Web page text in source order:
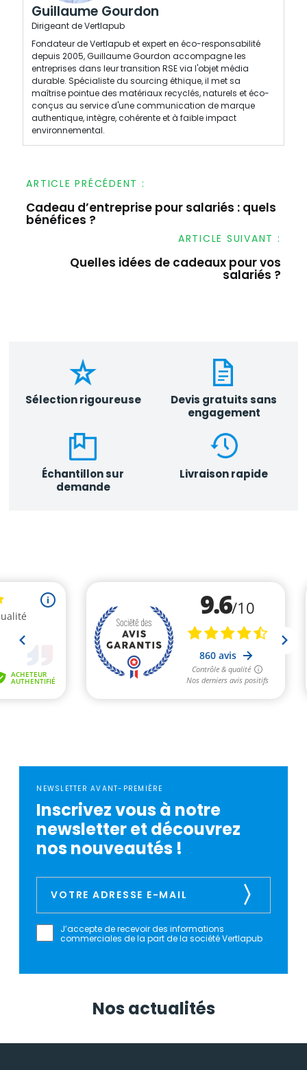
Guillaume Gourdon
Dirigeant de Vertlapub
Fondateur de Vertlapub et expert en éco-responsabilité
depuis 2005, Guillaume Gourdon accompagne les
entreprises dans leur transition RSE via l'objet média
durable. Spécialiste du sourcing éthique, il met sa
maîtrise pointue des matériaux recyclés, naturels et éco-
conçus au service d'une communication de marque
authentique, intègre, cohérente et à faible impact
environnemental.
Navigation
de
ARTICLE PRÉCÉDENT :
Cadeau d’entreprise pour salariés : quels
bénéfices ?
ARTICLE SUIVANT :
Quelles idées de cadeaux pour vos
salariés ?
Sélection rigoureuse
Devis gratuits sans
engagement
Échantillon sur
demande
Livraison rapide
NEWSLETTER AVANT-PREMIÈRE
Inscrivez vous à notre
newsletter et découvrez
nos nouveautés !
J’accepte de recevoir des informations
commerciales de la part de la société Vertlapub
Nos actualités